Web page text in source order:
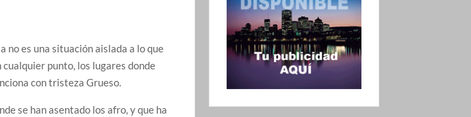
no es una situación aislada a lo que
cualquier punto, los lugares donde
con tristeza Grueso.
se han asentado los afro, y que ha